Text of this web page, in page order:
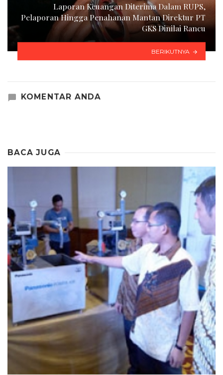
Laporan Keuangan Diterima Dalam RUPS,
Pelaporan Hingga Penahanan Mantan Direktur PT
GKS Dinilai Rancu
BERIKUTNYA
KOMENTAR ANDA
BACA JUGA